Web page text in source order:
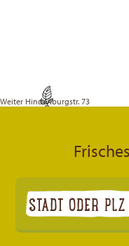
Weiter Hindenburgstr. 73